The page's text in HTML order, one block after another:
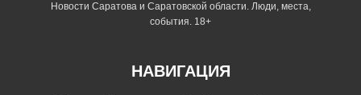
Новости Саратова и Саратовской области. Люди, места,
события. 18+
НАВИГАЦИЯ